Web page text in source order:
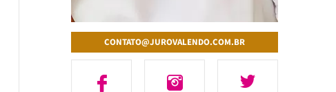
CONTATO@JUROVALENDO.COM.BR